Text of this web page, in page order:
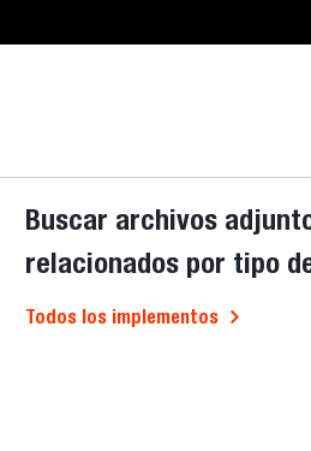
Buscar archivos
relacionados por tipo
Todos los implementos